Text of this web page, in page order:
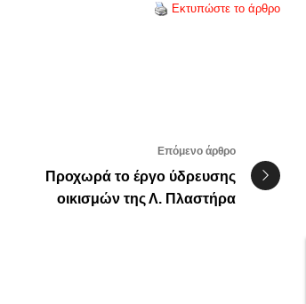
Εκτυπώστε το άρθρο
Επόμενο άρθρο
Προχωρά το έργο ύδρευσης
οικισμών της Λ. Πλαστήρα